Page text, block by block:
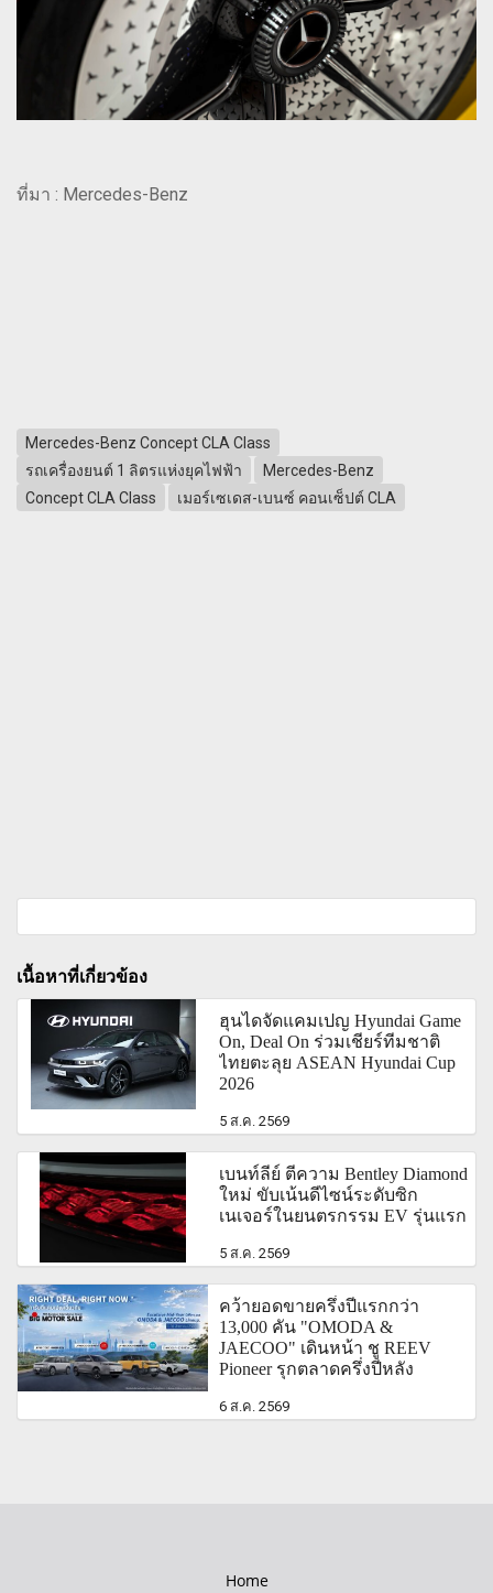
ที่มา : Mercedes-Benz
Mercedes-Benz Concept CLA Class
รถเครื่องยนต์ 1 ลิตรแห่งยุคไฟฟ้า
Mercedes-Benz
Concept CLA Class
เมอร์เซเดส-เบนซ์ คอนเซ็ปต์ CLA
เนื้อหาที่เกี่ยวข้อง
ฮุนไดจัดแคมเปญ Hyundai Game
On, Deal On ร่วมเชียร์ทีมชาติ
ไทยตะลุย ASEAN Hyundai Cup
2026
5 ส.ค. 2569
เบนท์ลีย์ ตีความ Bentley Diamond
ใหม่ ขับเน้นดีไซน์ระดับซิก
เนเจอร์ในยนตรกรรม EV รุ่นแรก
5 ส.ค. 2569
คว้ายอดขายครึ่งปีแรกกว่า
13,000 คัน "OMODA &
JAECOO" เดินหน้า ชู REEV
Pioneer รุกตลาดครึ่งปีหลัง
6 ส.ค. 2569
Home